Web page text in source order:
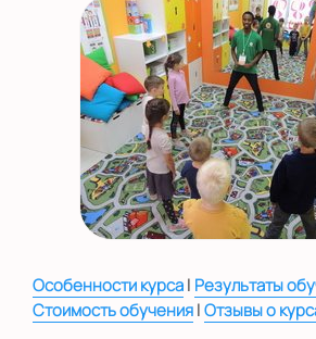
на Беломорской
на Домодедовской
на Коломенской
в Московской
области
Показать на карте
Выбрать другой город
Особенности курса| Результаты
Стоимость обучения|Отзывы о